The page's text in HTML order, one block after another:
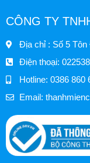
CÔNG TY
Địa chỉ : Số 5
Điện thoại:
Hotline: 0386 860
Email: